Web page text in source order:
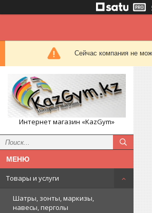
Сейчас компания не
Интернет магазин «KazGym»
Товары и услуги
Шатры, зонты, маркизы,
навесы, перголы